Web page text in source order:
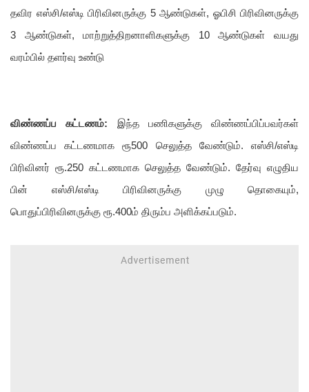
தவிர எஸ்சி/எஸ்டி பிரிவினருக்கு 5 ஆண்டுகள், ஓபிசி பிரிவினருக்கு
3 ஆண்டுகள், மாற்றுத்திறனாளிகளுக்கு 10 ஆண்டுகள் வயது
வரம்பில் தளர்வு உண்டு
விண்ணப்ப கட்டணம்: இந்த பணிகளுக்கு விண்ணப்பிப்பவர்கள்
விண்ணப்ப கட்டணமாக ரூ500 செலுத்த வேண்டும். எஸ்சி/எஸ்டி
பிரிவினர் ரூ.250 கட்டணமாக செலுத்த வேண்டும். தேர்வு எழுதிய
பின் எஸ்சி/எஸ்டி பிரிவினருக்கு முழு தொகையும்,
பொதுப்பிரிவினருக்கு ரூ.400ம் திரும்ப அளிக்கப்படும்.